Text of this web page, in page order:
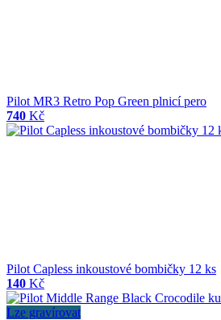
Pilot MR3 Retro Pop Green plnicí pero
740 Kč
Pilot Capless inkoustové bombičky 12 ks
140 Kč
Lze gravírovat